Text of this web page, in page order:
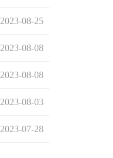
2023-08-25
2023-08-08
2023-08-08
2023-08-03
2023-07-28